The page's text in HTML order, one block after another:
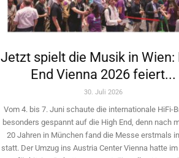
Jetzt spielt die Musik in Wien:
End Vienna 2026 feiert...
30. Juli 2026
Vom 4. bis 7. Juni schaute die internationale HiFi-
besonders gespannt auf die High End, denn nach
20 Jahren in München fand die Messe erstmals
statt. Der Umzug ins Austria Center Vienna hatte